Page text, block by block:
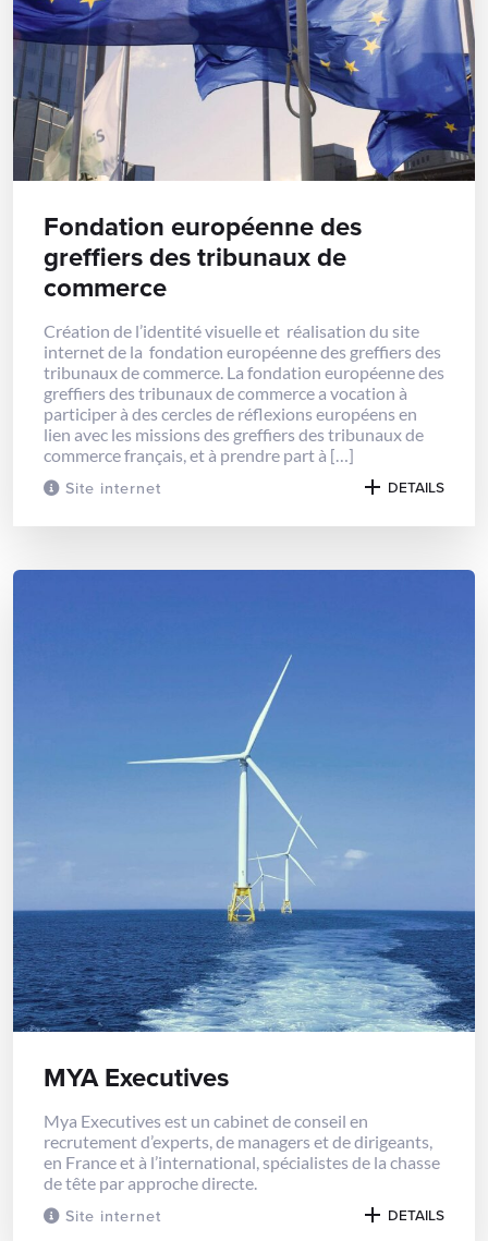
Site internet
Fondation européenne des
greffiers des tribunaux de
commerce
Création de l’identité visuelle et réalisation du site
internet de la fondation européenne des greffiers des
tribunaux de commerce. La fondation européenne des
greffiers des tribunaux de commerce a vocation à
participer à des cercles de réflexions européens en
lien avec les missions des greffiers des tribunaux de
commerce français, et à prendre part à […]
DETAILS
Site internet
MYA Executives
Mya Executives est un cabinet de conseil en
recrutement d’experts, de managers et de dirigeants,
en France et à l’international, spécialistes de la chasse
de tête par approche directe.
DETAILS